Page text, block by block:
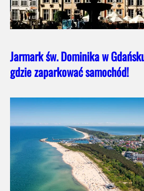
Jarmark św. Dominika w
gdzie zaparkować samochód!